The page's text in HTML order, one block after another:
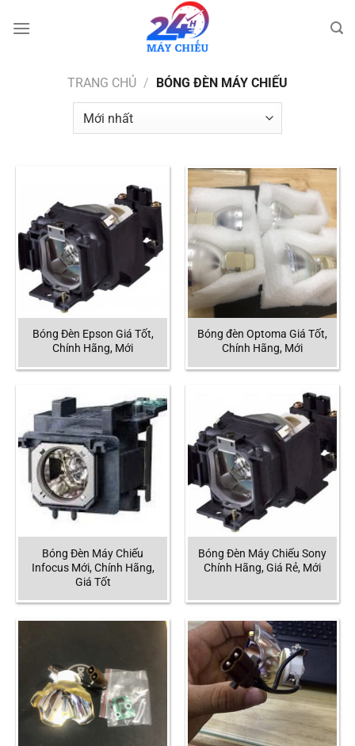
qua
TRANG CHỦ / BÓNG ĐÈN MÁY CHIẾU
Bóng Đèn Epson Giá Tốt,
Chính Hãng, Mới
Bóng đèn Optoma Giá Tốt,
Chính Hãng, Mới
Bóng Đèn Máy Chiếu
Infocus Mới, Chính Hãng,
Giá Tốt
Bóng Đèn Máy Chiếu Sony
Chính Hãng, Giá Rẻ, Mới